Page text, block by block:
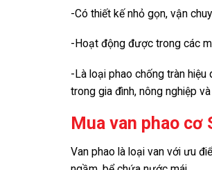
-Có thiết kế nhỏ gọn, vận
-Hoạt động được trong các
-Là loại phao chống tràn
trong gia đình, nông nghiệp
Mua van phao cơ
Van phao là loại van với ưu